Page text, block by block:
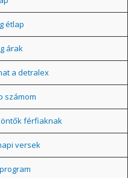
étlap
árak
a detralex
számom
férfiaknak
versek